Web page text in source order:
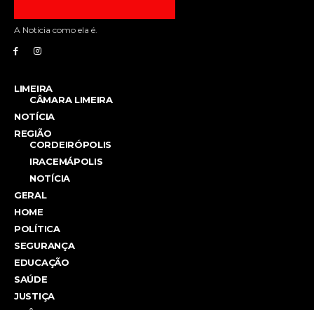
A Noticia como ela é.
LIMEIRA
CÂMARA LIMEIRA
NOTÍCIA
REGIÃO
CORDEIRÓPOLIS
IRACEMÁPOLIS
NOTÍCIA
GERAL
HOME
POLÍTICA
SEGURANÇA
EDUCAÇÃO
SAÚDE
JUSTIÇA